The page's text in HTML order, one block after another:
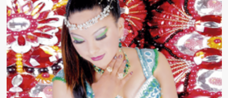
café
en
el
campo